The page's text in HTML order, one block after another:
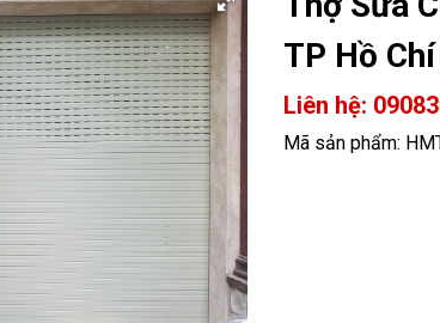
TP Hồ
Liên hệ:
Mã sản phẩm: